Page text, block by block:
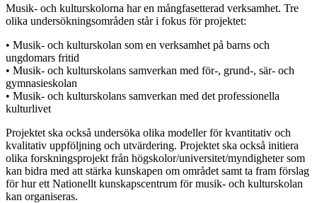
Musik- och kulturskolorna har en mångfasetterad verksamhet. Tre
olika undersökningsområden står i fokus för projektet:
• Musik- och kulturskolan som en verksamhet på barns och
ungdomars fritid
• Musik- och kulturskolans samverkan med för-, grund-, sär- och
gymnasieskolan
• Musik- och kulturskolans samverkan med det professionella
kulturlivet
Projektet ska också undersöka olika modeller för kvantitativ och
kvalitativ uppföljning och utvärdering. Projektet ska också initiera
olika forskningsprojekt från högskolor/universitet/myndigheter som
kan bidra med att stärka kunskapen om området samt ta fram förslag
för hur ett Nationellt kunskapscentrum för musik- och kulturskolan
kan organiseras.